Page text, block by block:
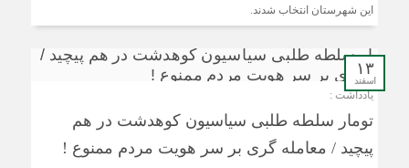
این شهرستان انتخاب شدند.
۱۳
اسفند
یادداشت :
تومار سلطه طلبی سیاسیون کوهدشت در هم
پیچید / معامله گری بر سر هویت مردم ممنوع !